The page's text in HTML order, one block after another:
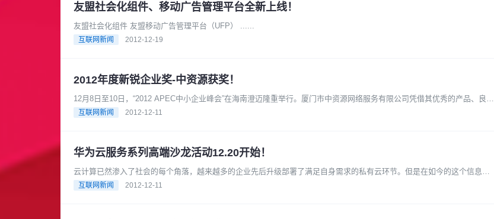
友盟社会化组件、移动广告管理平台全新上线！
友盟社会化组件 友盟移动广告管理平台（UFP） ......
互联网新闻 2012-12-19
2012年度新锐企业奖-中资源获奖！
12月8日至10日，“2012 APEC中小企业峰会”在海南澄迈隆重举行。厦门市中资源网络服务有限公司凭借其优秀的产品、良好
的服务质量及市场......
互联网新闻 2012-12-11
华为云服务系列高端沙龙活动12.20开始！
云计算已然渗入了社会的每个角落，越来越多的企业先后升级部署了满足自身需求的私有云环节。但是在如今的这个信息时
代，数据量正以几何速度在膨胀，为......
互联网新闻 2012-12-11